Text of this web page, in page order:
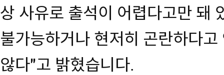
상 사유로 출석이 어렵다고만 돼
불가능하거나 현저히 곤란하다
않다"고 밝혔습니다.